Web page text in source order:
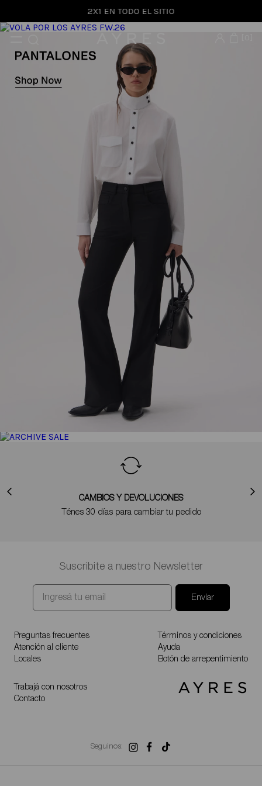
2X1 EN TODO EL SITIO
CAMBIOS Y DEVOLUCIONES
Ténes 30 días para cambiar tu pedido
Suscribite a nuestro Newsletter
Enviar
Preguntas frecuentes
Atención al cliente
Locales
Trabajá con nosotros
Contacto
Términos y condiciones
Ayuda
Botón de arrepentimiento
Seguinos: